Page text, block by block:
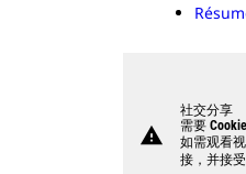
warning
社交分享
需要 Cookie
如需观看
接，并接